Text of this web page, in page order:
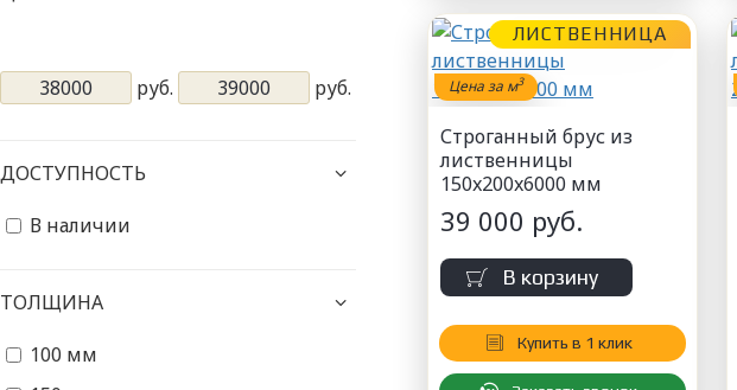
руб. руб.
ТОЛЩИНА
100 мм
ДОСТУПНОСТЬ
В наличии
Цена за м3
ЛИСТВЕННИЦА
Строганный брус из
лиственницы
150x200x6000 мм
39 000 руб.
В корзину
Купить в 1 клик